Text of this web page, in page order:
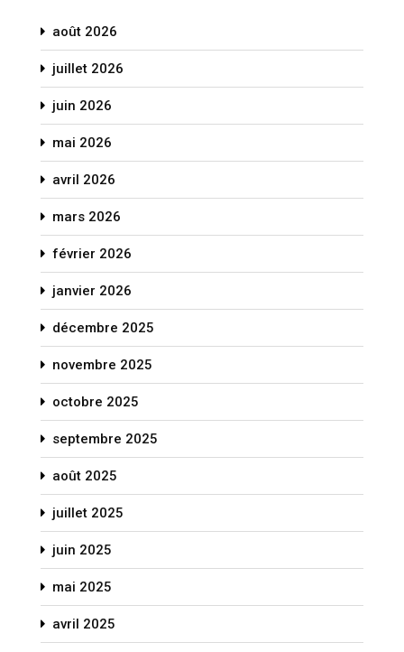
août 2026
juillet 2026
juin 2026
mai 2026
avril 2026
mars 2026
février 2026
janvier 2026
décembre 2025
novembre 2025
octobre 2025
septembre 2025
août 2025
juillet 2025
juin 2025
mai 2025
avril 2025